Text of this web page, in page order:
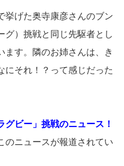
挙げた奥寺康彦さんのブン
グ）挑戦と同じ先駆者とし
ます。隣のお姉さんは、き
にそれ！？って感じだった
グビー」挑戦のニュース！
のニュースが報道されてい